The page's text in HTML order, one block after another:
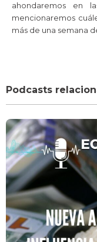
ahondaremos en
mencionaremos
más de una semana
Podcasts